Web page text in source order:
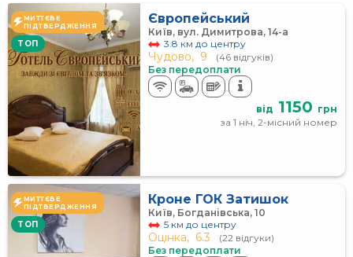
МИТТЄВЕ
ПІДТВЕРДЖЕННЯ
TOП
Європейський
Київ, вул. Димитрова, 14-а
3.8 км до центру
Чудово, 9
(46 відгуків)
Без передоплати
від 1150 грн
за 1 ніч, 2-місний номер
МИТТЄВЕ
ПІДТВЕРДЖЕННЯ
TOП
Кроне ГОК Затишок
Київ, Богданівська, 10
5 км до центру
Оцінка, 6.3
(22 відгуки)
Без передоплати